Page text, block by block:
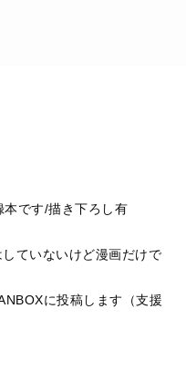
です/描き下ろし有
ていないけど漫画だけで
に投稿します（支援